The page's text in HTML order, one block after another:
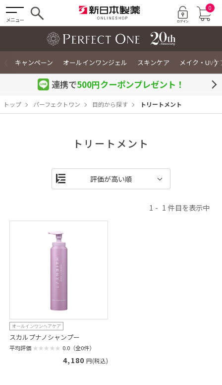
メニュー
0
キャンペーン オールインワンジェル スキンケア メイク・UVケ
〉
連携で500円クーポンプレゼント！
トップ パーフェクトワン 目的から探す トリートメント
トリートメント
1 1
オールインワンヘアケア
スカルプナノシャンプー
平均評価 0.0（全0件）
4,180 円(税込)